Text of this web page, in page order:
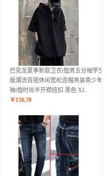
巴克龙夏季新款卫衣t恤男五分袖学生韩
版潮流百搭休闲宽松连帽男装青少年短
袖t恤时尚半开襟纽扣 黑色 XL
￥ 158.70